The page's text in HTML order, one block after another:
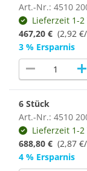
Art.-Nr.: 4510
Lieferzeit 1-
467,20 € (2,92
3 % Ersparnis
remove add
6 Stück
Art.-Nr.: 4510
Lieferzeit 1-
688,80 € (2,87
4 % Ersparnis